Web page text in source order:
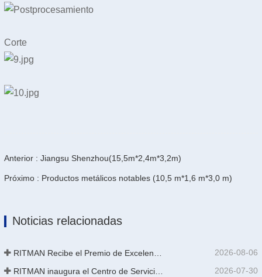
Corte
Anterior : Jiangsu Shenzhou(15,5m*2,4m*3,2m)
Próximo : Productos metálicos notables (10,5 m*1,6 m*3,0 m)
Noticias relacionadas
2026-08-06
RITMAN inaugura el Centro de Servicio al Cliente Global para elevar el soporte de ciclo de vida completo para clientes en todo el mundo 2026-07-30